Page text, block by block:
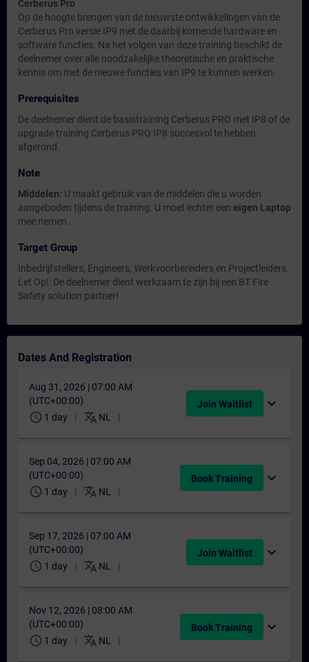
Cerberus Pro
Op de hoogte brengen van de nieuwste ontwikkelingen van de
Cerberus Pro versie IP9 met de daarbij komende hardware en
software functies. Na het volgen van deze training beschikt de
deelnemer over alle noodzakelijke theoretische en praktische
kennis om met de nieuwe functies van IP9 te kunnen werken.
Prerequisites
De deelnemer dient de basistraining Cerberus PRO met IP8 of de
upgrade training Cerberus PRO IP8 succesvol te hebben
afgerond.
Note
Middelen: U maakt gebruik van de middelen die u worden
aangeboden tijdens de training. U moet echter een eigen Laptop
mee nemen.
Target Group
Inbedrijfstellers, Engineers, Werkvoorbereiders en Projectleiders.
Let Op!: De deelnemer dient werkzaam te zijn bij een BT Fire
Safety solution partner!
Dates And Registration
Aug 31, 2026 | 07:00 AM
(UTC+00:00)
schedule 1 day translate NL
Join Waitlist expand_more
Sep 04, 2026 | 07:00 AM
(UTC+00:00)
schedule 1 day translate NL
Book Training expand_more
Sep 17, 2026 | 07:00 AM
(UTC+00:00)
schedule 1 day translate NL
Join Waitlist expand_more
Nov 12, 2026 | 08:00 AM
(UTC+00:00)
schedule 1 day translate NL
Book Training expand_more